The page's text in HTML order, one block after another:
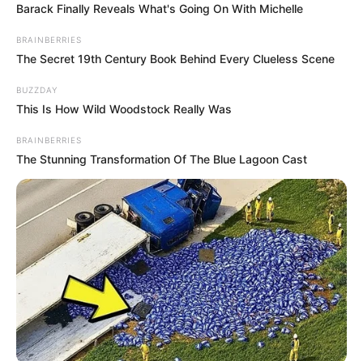
Barack Finally Reveals What's Going On With Michelle
BRAINBERRIES
The Secret 19th Century Book Behind Every Clueless Scene
BUZZDAY
This Is How Wild Woodstock Really Was
BRAINBERRIES
The Stunning Transformation Of The Blue Lagoon Cast